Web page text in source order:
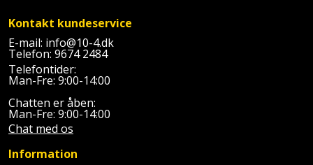
Kontakt kundeservice
E-mail: info@10-4.dk
Telefon: 9674 2484
Telefontider:
Man-Fre: 9:00-14:00
Chatten er åben:
Man-Fre: 9:00-14:00
Chat med os
Information